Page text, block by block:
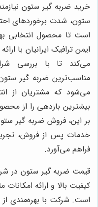
خرید ضربه گیر ستون
ستون، شدت برخوردهای
است تا محصول انتخابی
ایمن ترافیک ایرانیان با
می‌کند تا با بررسی
مناسب‌ترین ضربه گیر
می‌شود که مشتریان از
بیشترین بازدهی را از
بر این، فروش ضربه گیر
خدمات پس از فروش،
فراهم می‌آورد.
قیمت ضربه گیر ستون در
کیفیت بالا و ارائه
است. شرکت با بهره‌مندی